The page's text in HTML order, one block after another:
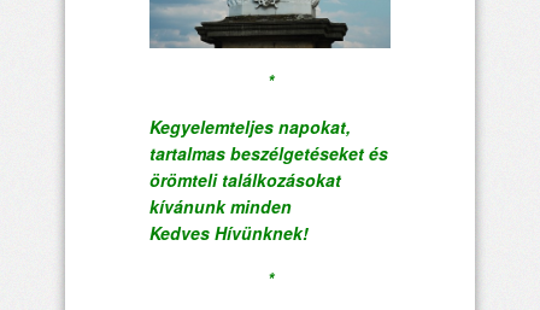
*
Kegyelemteljes napokat,
tartalmas beszélgetéseket és
örömteli találkozásokat
kívánunk minden
Kedves Hívünknek!
*